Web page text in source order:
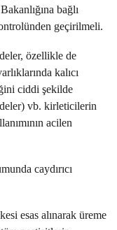
bağlı
geçirilmeli.
özellikle de
kalıcı
ciddi şekilde
vb. kirleticilerin
acilen
caydırıcı
esas alınarak üreme